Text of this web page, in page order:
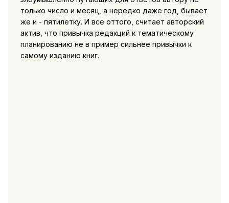
только число и месяц, а нередко даже год, бывает
же и - пятилетку. И все оттого, считает авторский
актив, что привычка редакций к тематическому
планированию не в пример сильнее привычки к
самому изданию книг.